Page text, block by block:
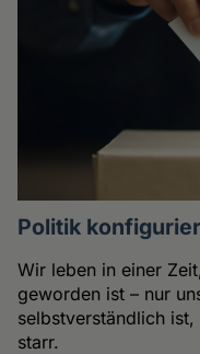
Politik
Wir leben in einer
geworden ist – nur
selbstverständlich
starr.